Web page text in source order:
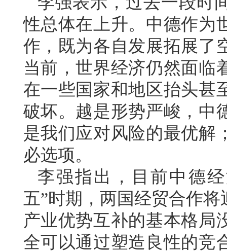
性总体在上升。中德作为
作，既为各自发展拓展了
当前，世界经济仍然面临
在一些国家和地区抬头甚
破坏。越是形势严峻，中
是我们应对风险的最优解
必选项。
李强指出，目前中德
五”时期，两国经贸合作
产业优势互补的基本格局
全可以通过塑造良性的竞